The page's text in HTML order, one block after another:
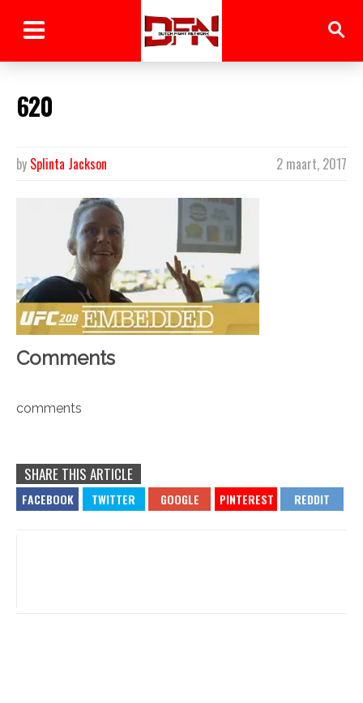
620
2 maart, 2017
by Splinta Jackson
Comments
comments
SHARE THIS ARTICLE